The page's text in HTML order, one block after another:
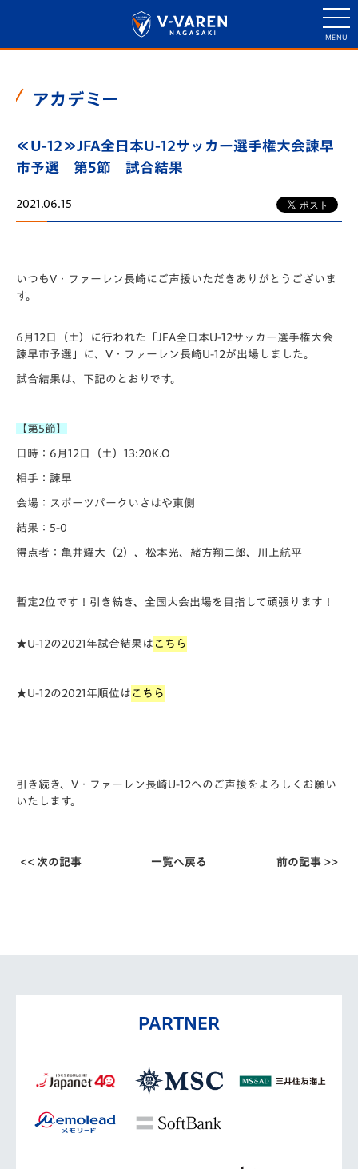
アカデミー
≪U-12≫JFA全日本U-12サッカー選手権大会諫早
市予選 第5節 試合結果
2021.06.15
いつもV・ファーレン長崎にご声援いただきありがとうございま
す。
6月12日（土）に行われた「️JFA全日本U-12サッカー選手権大会
諫早市予選」に、V・ファーレン長崎U-12が出場しました。
試合結果は、下記のとおりです。
【第5節】
日時：6月12日（土）13:20K.O
相手：諫早
会場：スポーツパークいさはや東側
結果：5-0
得点者：亀井耀大（2）、松本光、緒方翔二郎、川上航平
暫定2位です！引き続き、全国大会出場を目指して頑張ります！
★U-12の2021年試合結果は こちら
★U-12の2021年順位は こちら
引き続き、V・ファーレン長崎U-12へのご声援をよろしくお願い
いたします。
<< 次の記事 一覧へ戻る 前の記事 >>
PARTNER